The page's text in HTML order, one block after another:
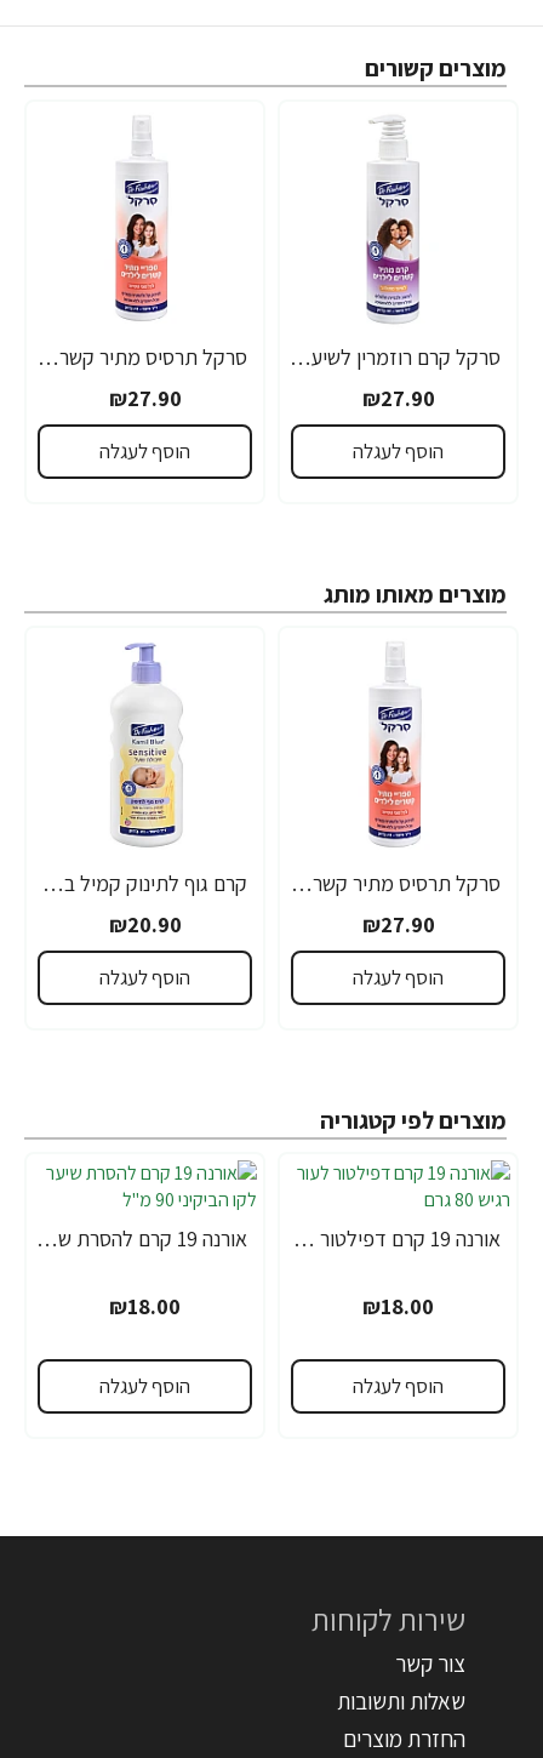
מוצרים קשורים
סרקל קרם רוזמרין לשיער מתולתל 325 מ”ל - ד"ר פישר
₪27.90
הוסף לעגלה
סרקל תרסיס מתיר קשרים לילדים 340 מ"ל - ד"ר פישר
₪27.90
הוסף לעגלה
מוצרים מאותו מותג
סרקל תרסיס מתיר קשרים לילדים 340 מ"ל - ד"ר פישר
₪27.90
הוסף לעגלה
קרם גוף לתינוק קמיל בלו סנסטיב שיבולת שועל 500 מ"ל - ד"ר פישר
₪20.90
הוסף לעגלה
מוצרים לפי קטגוריה
אורנה 19 קרם דפילטור לעור רגיש 80 גרם
₪18.00
הוסף לעגלה
אורנה 19 קרם להסרת שיער לקו הביקיני 90 מ"ל
₪18.00
הוסף לעגלה
שירות לקוחות
צור קשר
שאלות ותשובות
החזרת מוצרים